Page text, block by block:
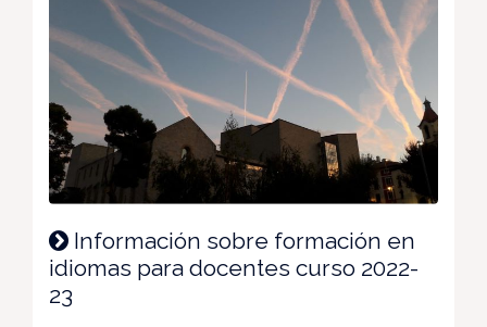
Información sobre formación en
idiomas para docentes curso 2022-
23